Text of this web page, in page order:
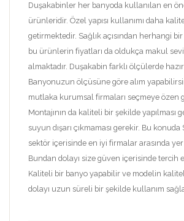
Duşakabinler her banyoda kullanılan en
ürünleridir. Özel yapısı kullanımı daha
getirmektedir. Sağlık açısından herhangi
bu ürünlerin fiyatları da oldukça makul
almaktadır. Duşakabin farklı ölçülerde
Banyonuzun ölçüsüne göre alım
mutlaka kurumsal firmaları seçmeye özen
Montajının da kaliteli bir şekilde yapılması
suyun dışarı çıkmaması gerekir. Bu konuda
sektör içerisinde en iyi firmalar arasında yer
Bundan dolayı size güven içerisinde tercih
Kaliteli bir banyo yapabilir ve modelin
dolayı uzun süreli bir şekilde kullanım